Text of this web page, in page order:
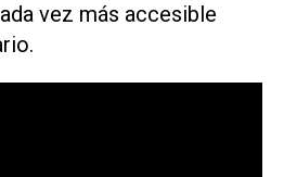
vez más accesible